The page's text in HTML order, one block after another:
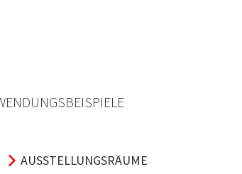
AUSSTELLUNGSRÄUME